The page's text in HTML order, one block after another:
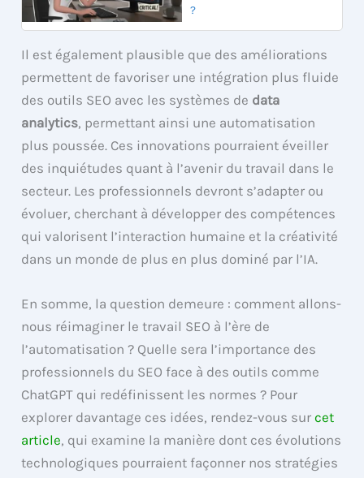
?
Il est également plausible que des améliorations
permettent de favoriser une intégration plus fluide
des outils SEO avec les systèmes de data
analytics, permettant ainsi une automatisation
plus poussée. Ces innovations pourraient éveiller
des inquiétudes quant à l’avenir du travail dans le
secteur. Les professionnels devront s’adapter ou
évoluer, cherchant à développer des compétences
qui valorisent l’interaction humaine et la créativité
dans un monde de plus en plus dominé par l’IA.
En somme, la question demeure : comment allons-
nous réimaginer le travail SEO à l’ère de
l’automatisation ? Quelle sera l’importance des
professionnels du SEO face à des outils comme
ChatGPT qui redéfinissent les normes ? Pour
explorer davantage ces idées, rendez-vous surcet
article, qui examine la manière dont ces évolutions
technologiques pourraient façonner nos stratégies